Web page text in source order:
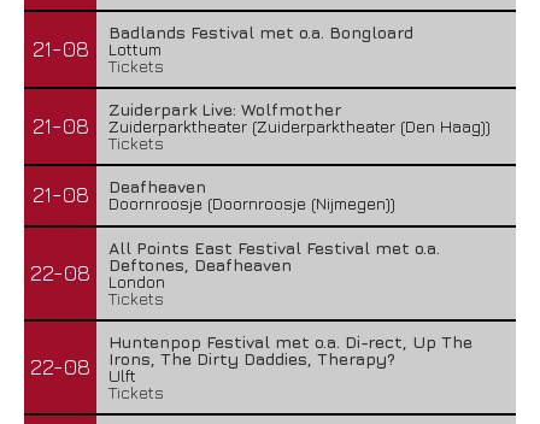
21-08
Badlands Festival met o.a. Bongloard
Lottum
Tickets
21-08
Zuiderpark Live: Wolfmother
Zuiderparktheater (Zuiderparktheater (Den Haag))
Tickets
21-08
Deafheaven
Doornroosje (Doornroosje (Nijmegen))
22-08
All Points East Festival Festival met o.a.
Deftones, Deafheaven
London
Tickets
22-08
Huntenpop Festival met o.a. Di-rect, Up The
Irons, The Dirty Daddies, Therapy?
Ulft
Tickets